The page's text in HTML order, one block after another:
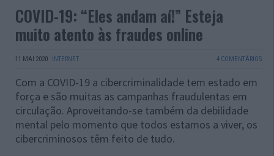
COVID-19: “Eles andam aí!” Esteja
muito atento às fraudes online
11 MAI 2020 · INTERNET 4 COMENTÁRIOS
Com a COVID-19 a cibercriminalidade tem estado em
força e são muitas as campanhas fraudulentas em
circulação. Aproveitando-se também da debilidade
mental pelo momento que todos estamos a viver, os
cibercriminosos têm feito de tudo.